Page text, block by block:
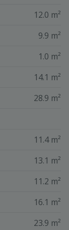
12.0 m²
9.9 m²
1.0 m²
14.1 m²
28.9 m²
11.4 m²
13.1 m²
11.2 m²
16.1 m²
23.9 m²